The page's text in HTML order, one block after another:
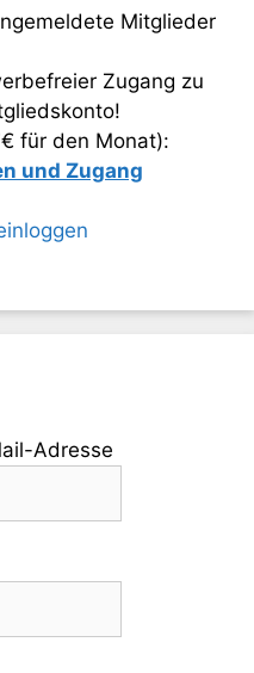
Mitglieder
Zugang zu
für den Monat):
und Zugang
Adresse